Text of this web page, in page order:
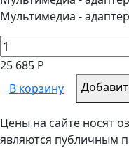
Мультимедиа - адаптер
25 685 Р
В корзину
Цены на сайте носят
являются публичным